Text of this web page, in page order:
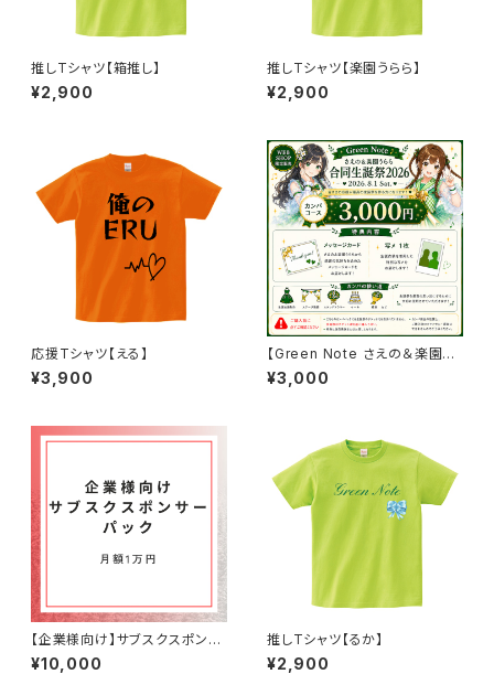
推しTシャツ【箱推し】
¥2,900
推しTシャツ【楽園うらら】
¥2,900
応援Tシャツ【える】
¥3,900
【Green Note さえの＆楽園う
らら 合同生誕祭2026】カンパパ
ック3000
¥3,000
【企業様向け】サブスクスポンサ
ー1万パック
¥10,000
推しTシャツ【るか】
¥2,900